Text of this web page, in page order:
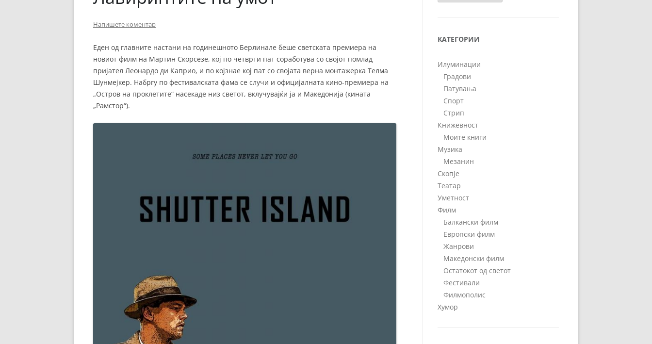
Напишете коментар
Еден од главните настани на годинешното Берлинале беше светската премиера на
новиот филм на Мартин Скорсезе, кој по четврти пат соработува со својот помлад
пријател Леонардо ди Каприо, и по којзнае кој пат со својата верна монтажерка Телма
Шунмејкер. Набргу по фестивалската фама се случи и официјалната кино-премиера на
„Остров на проклетите“ насекаде низ светот, вклучувајќи ја и Македонија (кината
„Рамстор“).
КАТЕГОРИИ
Илуминации
Градови
Патувања
Спорт
Стрип
Книжевност
Моите книги
Музика
Мезанин
Скопје
Театар
Уметност
Филм
Балкански филм
Европски филм
Жанрови
Македонски филм
Остатокот од светот
Фестивали
Филмополис
Хумор